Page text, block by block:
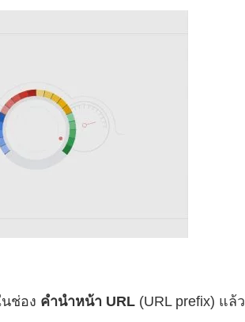
ช่อง คำนำหน้า URL (URL prefix) แล้ว